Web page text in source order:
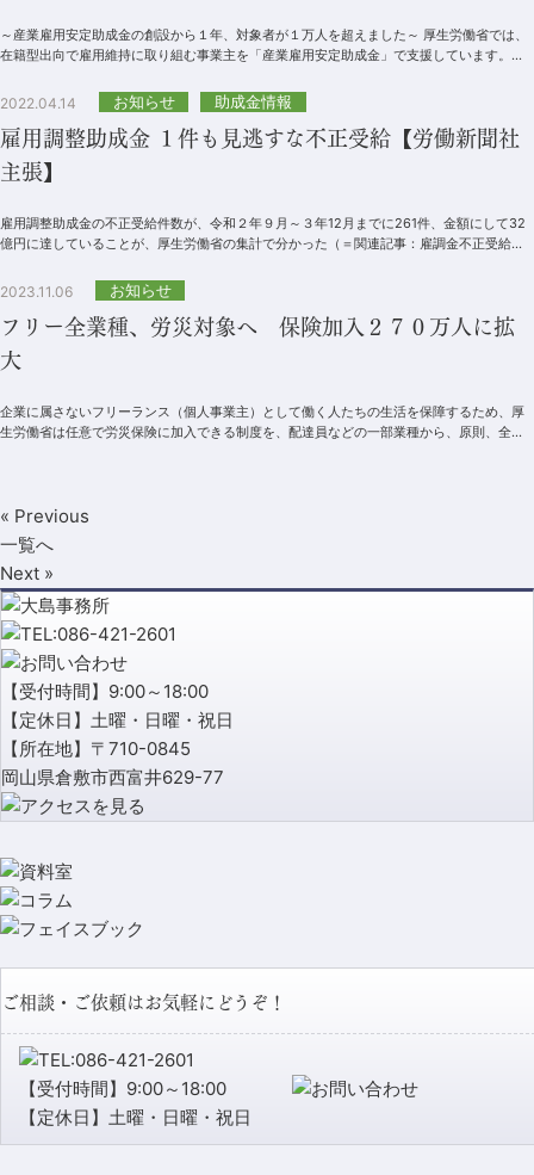
～産業雇用安定助成金の創設から１年、対象者が１万人を超えました～ 厚生労働省では、
在籍型出向で雇用維持に取り組む事業主を「産業雇用安定助成金」で支援しています。こ
2022.04.14 お知らせ 助成金情報
雇用調整助成金 １件も見逃すな不正受給【労働新聞社
主張】
雇用調整助成金の不正受給件数が、令和２年９月～３年12月までに261件、金額にして32
億円に達していることが、厚生労働省の集計で分かった（＝関連記事：雇調金不正受給
2023.11.06 お知らせ
フリー全業種、労災対象へ 保険加入２７０万人に拡
大
企業に属さないフリーランス（個人事業主）として働く人たちの生活を保障するため、厚
生労働省は任意で労災保険に加入できる制度を、配達員などの一部業種から、原則、全業
« Previous
一覧へ
Next »
【受付時間】9:00～18:00
【定休日】土曜・日曜・祝日
【所在地】〒710-0845
岡山県倉敷市西富井629-77
ご相談・ご依頼はお気軽にどうぞ！
【受付時間】9:00～18:00
【定休日】土曜・日曜・祝日